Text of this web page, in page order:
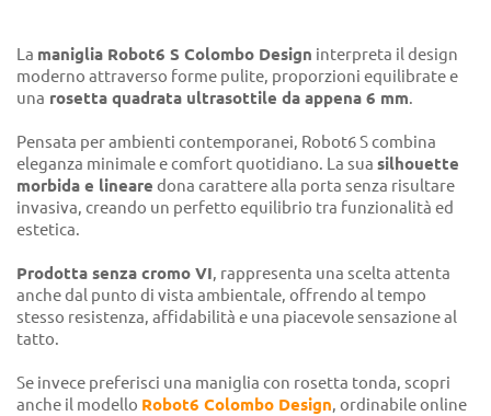
La maniglia Robot6 S Colombo Design interpreta il design
moderno attraverso forme pulite, proporzioni equilibrate e
una rosetta quadrata ultrasottile da appena 6 mm.
Pensata per ambienti contemporanei, Robot6 S combina
eleganza minimale e comfort quotidiano. La sua silhouette
morbida e lineare dona carattere alla porta senza risultare
invasiva, creando un perfetto equilibrio tra funzionalità ed
estetica.
Prodotta senza cromo VI, rappresenta una scelta attenta
anche dal punto di vista ambientale, offrendo al tempo
stesso resistenza, affidabilità e una piacevole sensazione al
tatto.
Se invece preferisci una maniglia con rosetta tonda, scopri
anche il modello Robot6 Colombo Design, ordinabile online